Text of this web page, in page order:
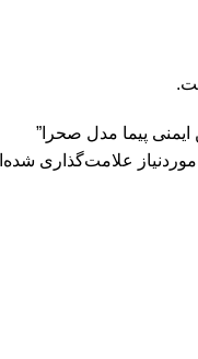
ایمنی پیما مدل صحرا”
علامت‌گذاری